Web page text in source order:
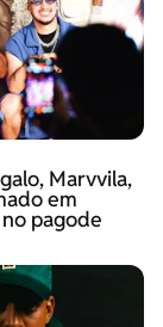
Marvvila,
em
pagode